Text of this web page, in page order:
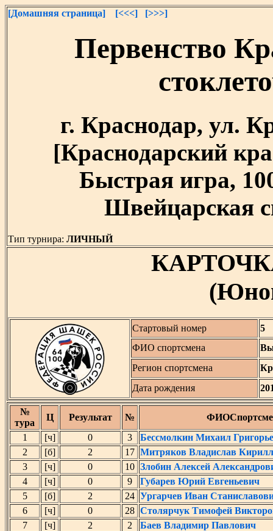
[Домашняя страница] [<<<] [>>>]
Первенство
г. Краснодар, ул.
[Краснодарский
Быстрая игра,
Швейцарская
Тип турнира: ЛИЧНЫЙ
Стартовый номер
5
ФИО спортсмена
Регион спортсмена
Дата рождения
№
тура
Ц Результат №
1
[ч] 0 3
Бессмолкин Михаил
2
[б] 2 17 Митряков Владислав
3
[ч] 0 10 Злобин Алексей
4
[ч] 0 9
Губарев Юрий Евгеньевич
5
[б] 2 24 Ургарчев Иван
6
[ч] 0 28 Столярчук Тимофей
7
[ч] 2 2
Баев Владимир Павлович